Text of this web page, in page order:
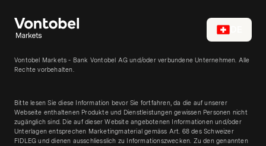
Vontobel Markets - Bank Vontobel AG und/oder verbundene Unternehmen. Alle
Rechte vorbehalten.
Bitte lesen Sie diese Information bevor Sie fortfahren, da die auf unserer
Webseite enthaltenen Produkte und Dienstleistungen gewissen Personen nicht
zugänglich sind. Die auf dieser Website angebotenen Informationen und/oder
Unterlagen entsprechen Marketingmaterial gemäss Art. 68 des Schweizer
FIDLEG und dienen ausschliesslich zu Informationszwecken. Zu den genannten